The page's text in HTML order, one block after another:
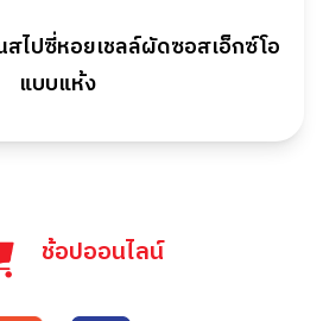
ไปซี่หอยเชลล์ผัดซอสเอ็กซ์โอ
แบบแห้ง
ช้อปออนไลน์